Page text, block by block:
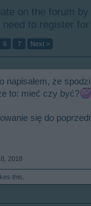
on the forum
to register
6 7 Next >
napisałem, że
to: mieć czy być?
się do
2018
this.